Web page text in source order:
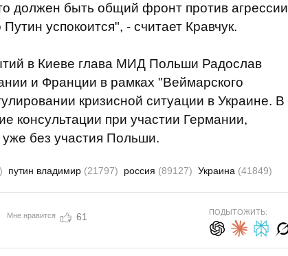
должен быть общий фронт против агрессии
успокоится", - считает Кравчук.
в Киеве глава МИД Польши Радослав
и Франции в рамках "Веймарского
кризисной ситуации в Украине. В
консультации при участии Германии,
без участия Польши.
путин владимир (21797) россия (89127) Украина (41849)
Мне нравится 61 ПОДЫТОЖИТЬ: